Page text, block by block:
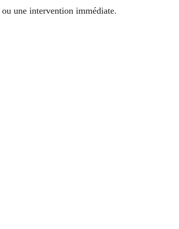
une intervention immédiate.